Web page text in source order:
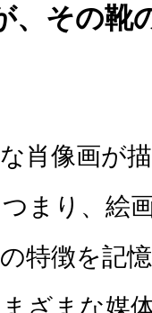
、その靴
肖像画が
まり、絵
特徴を記